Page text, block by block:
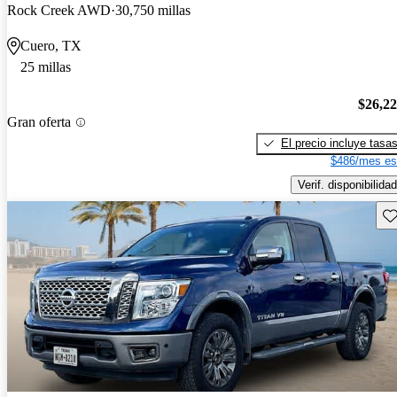
Rock Creek AWD 30,750 millas
Cuero, TX
25 millas
Gran oferta
El precio incluye tasas
$486/mes
Verif. disponibilidad